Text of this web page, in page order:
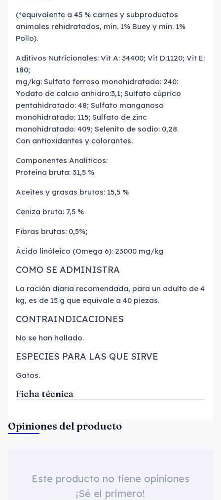
(*equivalente a 45 % carnes y subproductos
animales rehidratados, mín. 1% Buey y mín. 1%
Pollo).
Aditivos Nutricionales: Vit A: 34400; Vit D:1120; Vit E:
180;
mg/kg: Sulfato ferroso monohidratado: 240:
Yodato de calcio anhidro:3,1; Sulfato cúprico
pentahidratado: 48; Sulfato manganoso
monohidratado: 115; Sulfato de zinc
monohidratado: 409; Selenito de sodio: 0,28.
Con antioxidantes y colorantes.
Componentes Analíticos:
Proteína bruta: 31,5 %
Aceites y grasas brutos: 15,5 %
Ceniza bruta: 7,5 %
Fibras brutas: 0,5%;
Ácido linóleico (Omega 6): 23000 mg/kg
COMO SE ADMINISTRA
La ración diaria recomendada, para un adulto de 4
kg, es de 15 g que equivale a 40 piezas.
CONTRAINDICACIONES
No se han hallado.
ESPECIES PARA LAS QUE SIRVE
Gatos.
Ficha técnica
Opiniones del producto
Este producto no tiene opiniones
¡Sé el primero!